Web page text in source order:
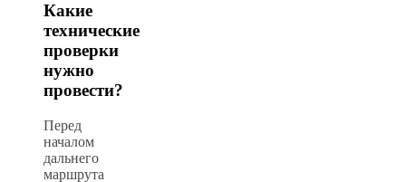
Какие
технические
проверки
нужно
провести?
Перед
началом
дальнего
маршрута